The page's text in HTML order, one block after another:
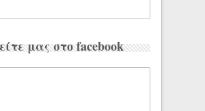
μας στο facebook